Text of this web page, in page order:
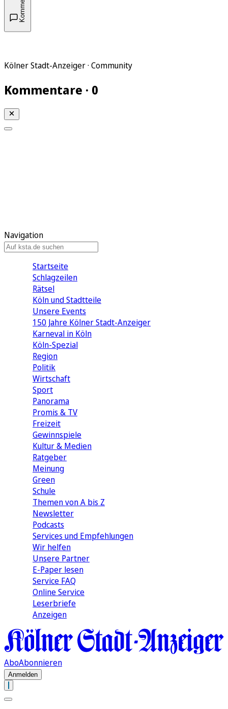
Kölner Stadt-Anzeiger · Community
Kommentare · 0
Navigation
Startseite
Schlagzeilen
Rätsel
Köln und Stadtteile
Unsere Events
150 Jahre Kölner Stadt-Anzeiger
Karneval in Köln
Köln-Spezial
Region
Politik
Wirtschaft
Sport
Panorama
Promis & TV
Freizeit
Gewinnspiele
Kultur & Medien
Ratgeber
Meinung
Green
Schule
Themen von A bis Z
Newsletter
Podcasts
Services und Empfehlungen
Wir helfen
Unsere Partner
E-Paper lesen
Service FAQ
Online Service
Leserbriefe
Anzeigen
AboAbonnieren
Anmelden